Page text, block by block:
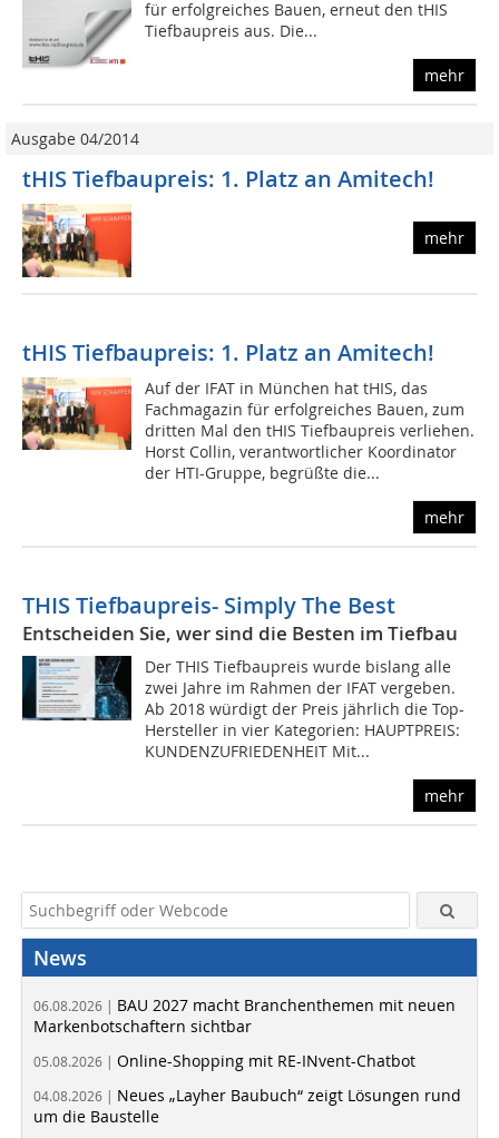
für erfolgreiches Bauen, erneut den tHIS
Tiefbaupreis aus. Die...
mehr
Ausgabe 04/2014
tHIS Tiefbaupreis: 1. Platz an Amitech!
mehr
tHIS Tiefbaupreis: 1. Platz an Amitech!
Auf der IFAT in München hat tHIS, das
Fachmagazin für erfolgreiches Bauen, zum
dritten Mal den tHIS Tiefbaupreis verliehen.
Horst Collin, verantwortlicher Koordinator
der HTI-Gruppe, begrüßte die...
mehr
THIS Tiefbaupreis- Simply The Best
Entscheiden Sie, wer sind die Besten im Tiefbau
Der THIS Tiefbaupreis wurde bislang alle
zwei Jahre im Rahmen der IFAT vergeben.
Ab 2018 würdigt der Preis jährlich die Top-
Hersteller in vier Kategorien: HAUPTPREIS:
KUNDENZUFRIEDENHEIT Mit...
mehr
News
06.08.2026 | BAU 2027 macht Branchenthemen mit neuen
Markenbotschaftern sichtbar
05.08.2026 | Online-Shopping mit RE-INvent-Chatbot
04.08.2026 | Neues „Layher Baubuch“ zeigt Lösungen rund
um die Baustelle